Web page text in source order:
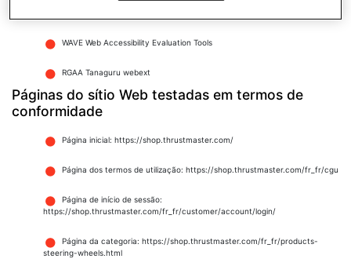
WAVE Web Accessibility Evaluation Tools
RGAA Tanaguru webext
Páginas do sítio Web testadas em termos de
conformidade
Página inicial: https://shop.thrustmaster.com/
Página dos termos de utilização: https://shop.thrustmaster.com/fr_fr/cgu
Página de início de sessão:
https://shop.thrustmaster.com/fr_fr/customer/account/login/
Página da categoria: https://shop.thrustmaster.com/fr_fr/products-
steering-wheels.html